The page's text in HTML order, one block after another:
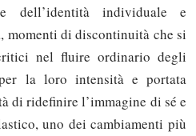
dell’identità individuale e
di discontinuità che si
nel fluire ordinario degli
la loro intensità e portata
di ridefinire l’immagine di sé e
uno dei cambiamenti più